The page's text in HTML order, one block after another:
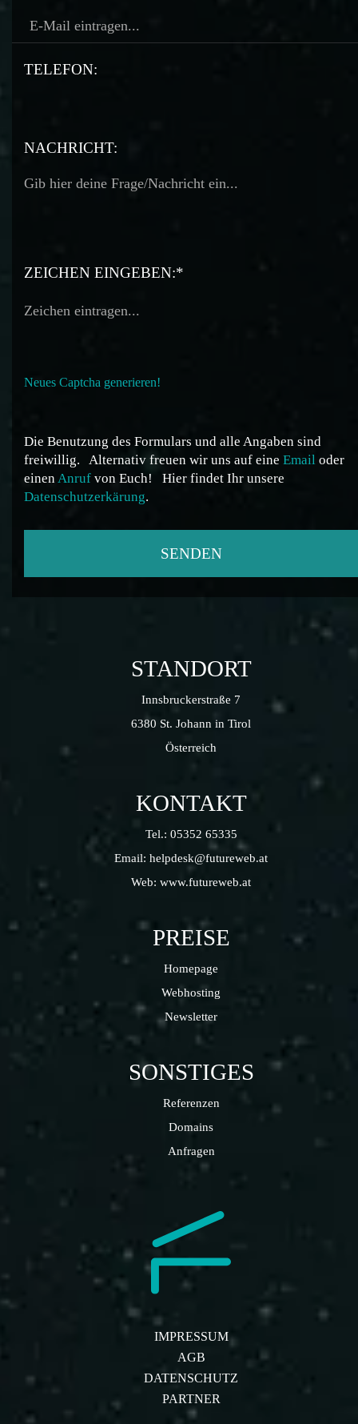
TELEFON:
TELEFON:
NACHRICHT:
ZEICHEN EINGEBEN:*
Neues Captcha generieren!
Die Benutzung des Formulars und alle Angaben sind
freiwillig.
Alternativ freuen wir uns auf eine Email oder
einenAnruf von Euch!
Hier findet Ihr unsere
Datenschutzerkärung.
STANDORT
Innsbruckerstraße 7
6380 St. Johann in Tirol
Österreich
KONTAKT
Tel.: 05352 65335
Email: helpdesk@futureweb.at
Web: www.futureweb.at
PREISE
Homepage
Webhosting
Newsletter
SONSTIGES
Referenzen
Domains
Anfragen
IMPRESSUM
AGB
DATENSCHUTZ
PARTNER